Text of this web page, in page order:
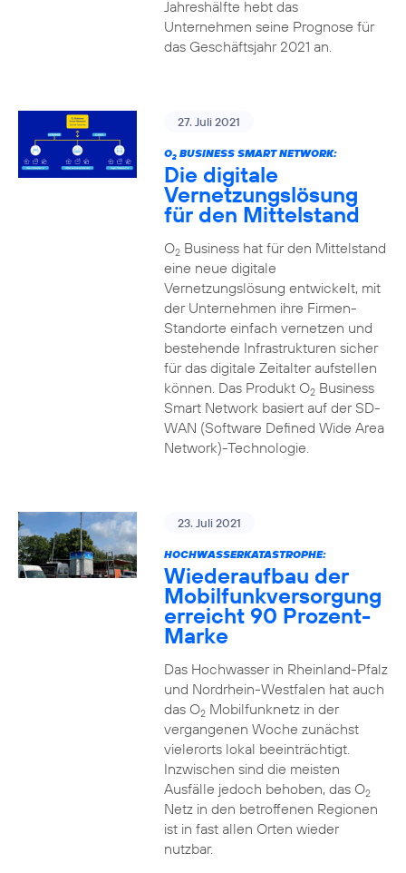
Jahreshälfte hebt das
Unternehmen seine Prognose für
das Geschäftsjahr 2021 an.
27. Juli 2021
O2BUSINESS SMART NETWORK:
Die digitale
Vernetzungslösung
für den Mittelstand
O2Business hat für den Mittelstand
eine neue digitale
Vernetzungslösung entwickelt, mit
der Unternehmen ihre Firmen-
Standorte einfach vernetzen und
bestehende Infrastrukturen sicher
für das digitale Zeitalter aufstellen
können. Das Produkt O2Business
Smart Network basiert auf der SD-
WAN (Software Defined Wide Area
Network)-Technologie.
23. Juli 2021
HOCHWASSERKATASTROPHE:
Wiederaufbau der
Mobilfunkversorgung
erreicht 90 Prozent-
Marke
Das Hochwasser in Rheinland-Pfalz
und Nordrhein-Westfalen hat auch
das O2Mobilfunknetz in der
vergangenen Woche zunächst
vielerorts lokal beeinträchtigt.
Inzwischen sind die meisten
Ausfälle jedoch behoben, das O2
Netz in den betroffenen Regionen
ist in fast allen Orten wieder
nutzbar.